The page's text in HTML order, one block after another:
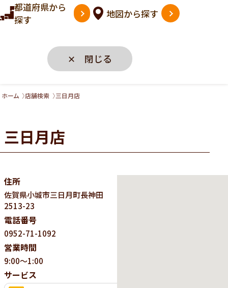
都道府県から
探す
地図から探す
✕ 閉じる
ホーム 店舗検索 三日月店
三日月店
住所
佐賀県小城市三日月町長神田
2513-23
電話番号
0952-71-1092
営業時間
9:00～1:00
サービス